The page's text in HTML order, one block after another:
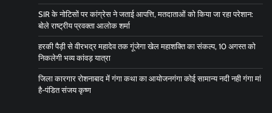
SIR के नोटिसों पर कांग्रेस ने जताई आपत्ति, मतदाताओं को किया जा रहा परेशान:
बोले राष्ट्रीय प्रवक्ता आलोक शर्मा
हरकी पैड़ी से वीरभद्र महादेव तक गूंजेगा खेल महाशक्ति का संकल्प, 10 अगस्त को
निकलेगी भव्य कांवड़ यात्रा
जिला कारगार रोशनाबाद में गंगा कथा का आयोजनगंगा कोई सामान्य नदी नही गंगा मां
है-पंडित संजय कृष्ण